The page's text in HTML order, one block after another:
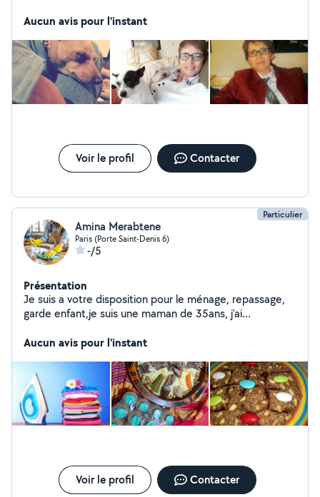
ans nommée Grâçy. Je suis très disponible car je fais
connaissance et de garder vos animaux de compagnie.
à bientôt Laurence
Aucun avis pour l'instant
Voir le profil Contacter
Particulier
Amina Merabtene
Paris (Porte Saint-Denis 6)
-/5
Présentation
Je suis a votre disposition pour le ménage, repassage,
garde enfant,je suis une maman de 35ans, j'ai
Aucun avis pour l'instant
Voir le profil Contacter